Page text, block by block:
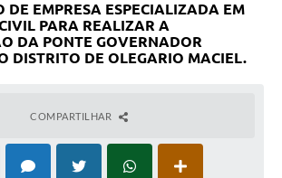
DE EMPRESA ESPECIALIZADA EM
PARA REALIZAR A
DA PONTE GOVERNADOR
DISTRITO DE OLEGARIO MACIEL.
COMPARTILHAR